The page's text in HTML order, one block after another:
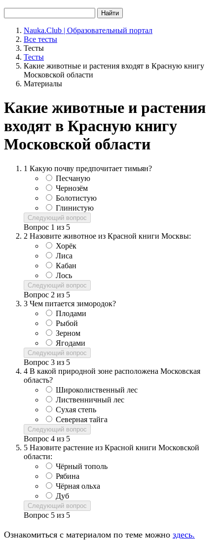
Найти
Nauka.Club | Образовательный портал
Все тесты
Тесты
Тесты
Какие животные и растения входят в Красную книгу
Московской области
Материалы
Какие животные и растения
входят в Красную книгу
Московской области
1 Какую почву предпочитает тимьян?
Песчаную
Чернозём
Болотистую
Глинистую
Следующий вопрос
Вопрос 1 из 5
2 Назовите животное из Красной книги Москвы:
Хорёк
Лиса
Кабан
Лось
Следующий вопрос
Вопрос 2 из 5
3 Чем питается зимородок?
Плодами
Рыбой
Зерном
Ягодами
Следующий вопрос
Вопрос 3 из 5
4 В какой природной зоне расположена Московская
область?
Широколиственный лес
Лиственничный лес
Сухая степь
Северная тайга
Следующий вопрос
Вопрос 4 из 5
5 Назовите растение из Красной книги Московской
области:
Чёрный тополь
Рябина
Чёрная ольха
Дуб
Следующий вопрос
Вопрос 5 из 5
Ознакомиться с материалом по теме можно здесь.